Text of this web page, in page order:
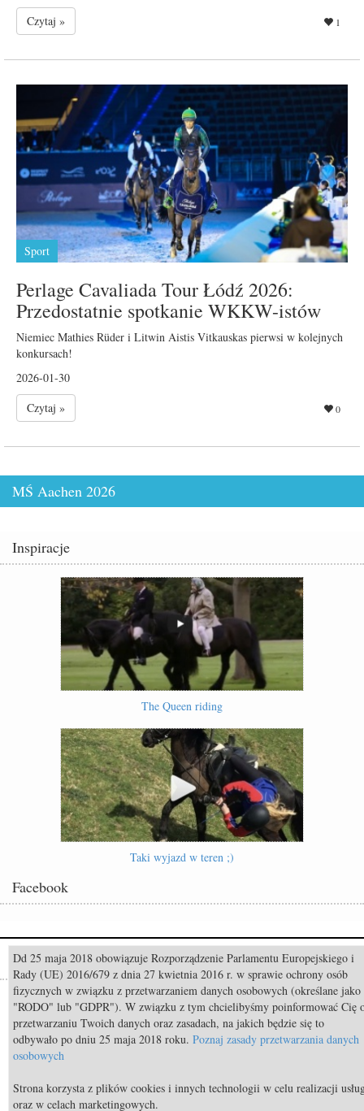
Czytaj »
1
Sport
Perlage Cavaliada Tour Łódź 2026:
Przedostatnie spotkanie WKKW-istów
Niemiec Mathies Rüder i Litwin Aistis Vitkauskas pierwsi w kolejnych
konkursach!
2026-01-30
Czytaj »
0
MŚ Aachen 2026
Inspiracje
The Queen riding
Taki wyjazd w teren ;)
Facebook
Popularne
Odszedł Monty Roberts – człowiek, który nauczył świat słuchać koni
Pride of Poland & Summer Sale 2026: Katalog oferowanych koni
Constable FRH (Contendro I x Diarado) sprzedany do USA
TOP 9 najdroższych koni świata
Dd 25 maja 2018 obowiązuje Rozporządzenie Parlamentu Europejskiego i
Rady (UE) 2016/679 z dnia 27 kwietnia 2016 r. w sprawie ochrony osób
fizycznych w związku z przetwarzaniem danych osobowych (określane jako
"RODO" lub "GDPR"). W związku z tym chcielibyśmy poinformować Cię
przetwarzaniu Twoich danych oraz zasadach, na jakich będzie się to
odbywało po dniu 25 maja 2018 roku. Poznaj zasady przetwarzania danych
osobowych
Strona korzysta z plików cookies i innych technologii w celu realizacji
oraz w celach marketingowych.